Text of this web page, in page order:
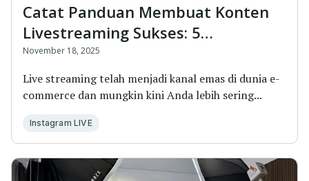
Catat Panduan Membuat Konten
Livestreaming Sukses: 5
Pembahasan yang Harus Ada
November 18, 2025
Live streaming telah menjadi kanal emas di dunia e-
commerce dan mungkin kini Anda lebih sering...
Instagram LIVE